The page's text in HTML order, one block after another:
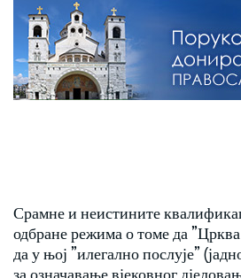
Срамне и неистините
одбране режима о томе да
да у њој ”илегално послује”
за означавање вјековног